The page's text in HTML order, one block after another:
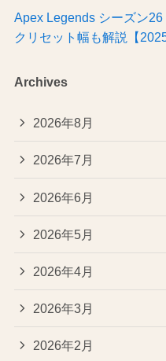
Apex Legends シーズン
クリセット幅も解説【
Archives
2026年8月
2026年7月
2026年6月
2026年5月
2026年4月
2026年3月
2026年2月